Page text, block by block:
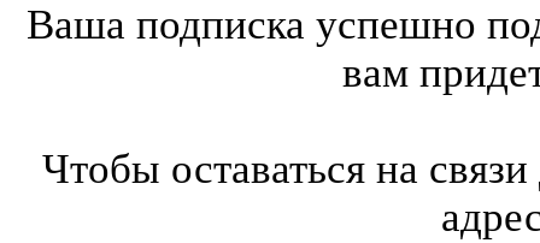
Ваша подписка успешно
вам
Чтобы оставаться на